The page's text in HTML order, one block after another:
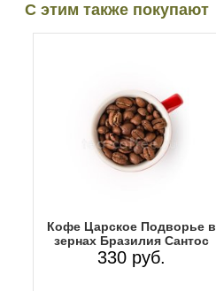
С этим также покупают
Кофе Царское Подворье в
зернах Бразилия Сантос
330 руб.